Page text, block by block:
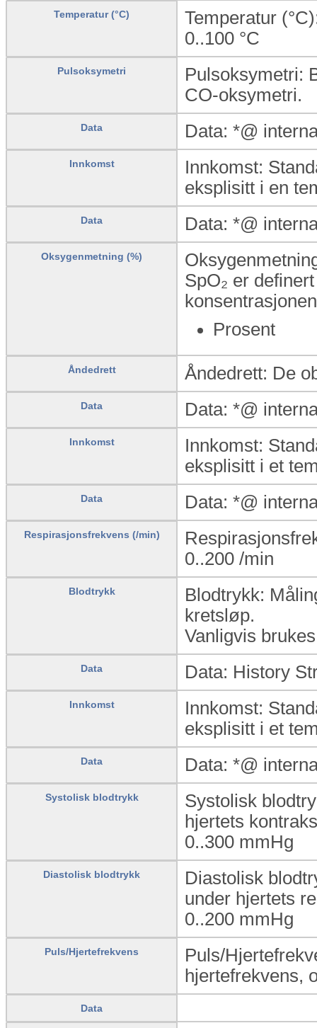
Temperatur (°C)
Temperatur
0..100 °C
Pulsoksymetri
Pulsoksymetri:
CO-oksymetri.
Data Data: *@
Innkomst
Innkomst:
eksplisitt i en
Data Data: *@
Oksygenmetning (%)
SpO₂ er
Prosent
Åndedrett Åndedrett: De
Data Data: *@
Innkomst
Innkomst:
eksplisitt i et
Data Data: *@
Respirasjonsfrekvens (/min)
0..200 /min
Blodtrykk
Blodtrykk:
kretsløp.
Vanligvis
Data Data: History
Innkomst
Innkomst:
eksplisitt i et
Data Data: *@
Systolisk blodtrykk
Systolisk
hjertets
0..300 mmHg
Diastolisk blodtrykk
Diastolisk
under hjertets
0..200 mmHg
Puls/Hjertefrekvens
Puls/
hjertefrekvens,
Data